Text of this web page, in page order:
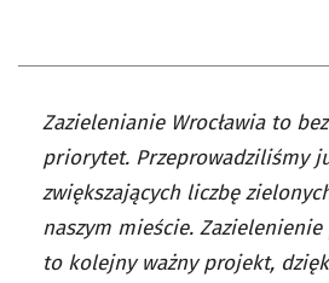
Zazielenianie Wrocławia to
priorytet. Przeprowadziliśmy
zwiększających liczbę
naszym mieście.
to kolejny ważny projekt,